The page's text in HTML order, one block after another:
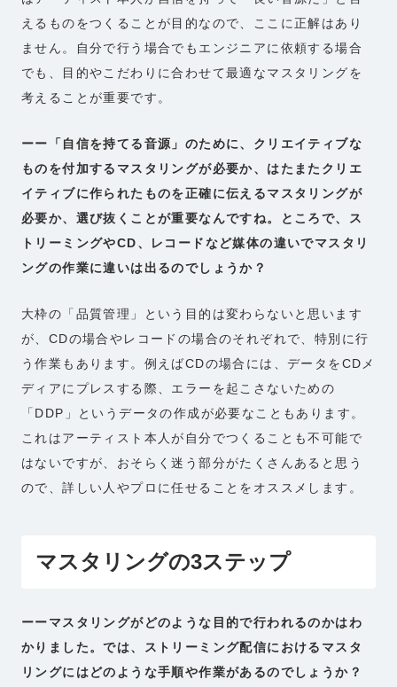
えるものをつくることが目的なので、ここに正解はあり
ません。自分で行う場合でもエンジニアに依頼する場合
でも、目的やこだわりに合わせて最適なマスタリングを
考えることが重要です。
ーー「自信を持てる音源」のために、クリエイティブな
ものを付加するマスタリングが必要か、はたまたクリエ
イティブに作られたものを正確に伝えるマスタリングが
必要か、選び抜くことが重要なんですね。ところで、ス
トリーミングやCD、レコードなど媒体の違いでマスタリ
ングの作業に違いは出るのでしょうか？
大枠の「品質管理」という目的は変わらないと思います
が、CDの場合やレコードの場合のそれぞれで、特別に行
う作業もあります。例えばCDの場合には、データをCDメ
ディアにプレスする際、エラーを起こさないための
「DDP」というデータの作成が必要なこともあります。
これはアーティスト本人が自分でつくることも不可能で
はないですが、おそらく迷う部分がたくさんあると思う
ので、詳しい人やプロに任せることをオススメします。
マスタリングの3ステップ
ーーマスタリングがどのような目的で行われるのかはわ
かりました。では、ストリーミング配信におけるマスタ
リングにはどのような手順や作業があるのでしょうか？